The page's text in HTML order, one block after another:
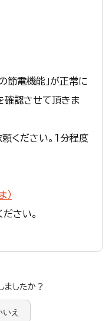
節電機能」が正常に
確認させて頂きま
ください。１分程度
）
さい。
ましたか？
いえ